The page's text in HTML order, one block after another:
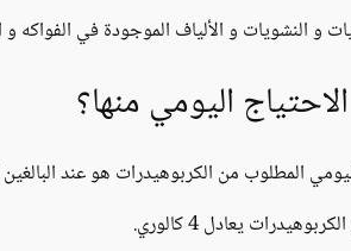
و النشويات و الألياف الموجودة في الفواكه
اليومي منها؟
المطلوب من الكربوهيدرات هو عند البالغين 135 غ يومياً.